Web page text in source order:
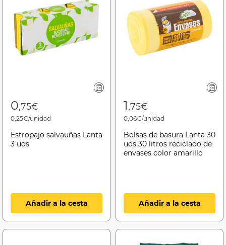
0,75€
0,25€/unidad
Estropajo salvauñas Lanta
3 uds
Añadir a la cesta
1,75€
0,06€/unidad
Bolsas de basura Lanta 30
uds 30 litros reciclado de
envases color amarillo
Añadir a la cesta